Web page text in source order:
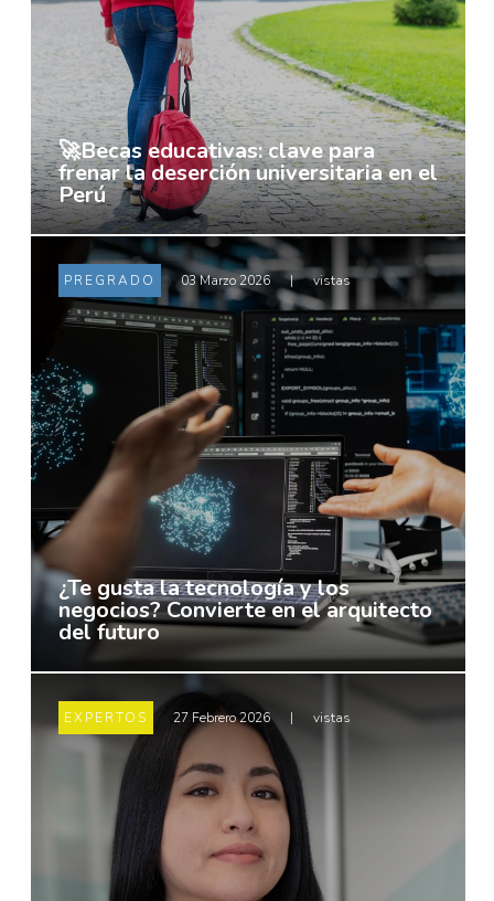
🚀Becas educativas: clave para
frenar la deserción universitaria en el
Perú
PREGRADO 03 Marzo 2026 | vistas
¿Te gusta la tecnología y los
negocios? Convierte en el arquitecto
del futuro
EXPERTOS 27 Febrero 2026 | vistas